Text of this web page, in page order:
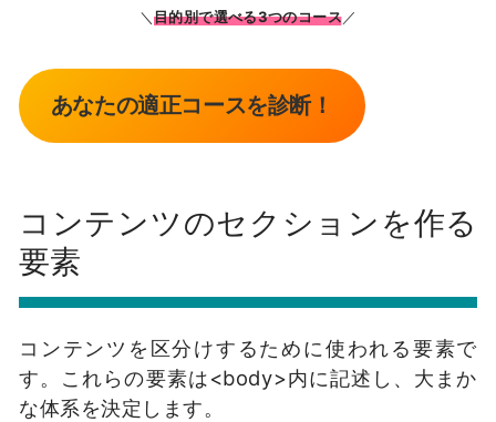
＼ 目的別で選べる3つのコース／
あなたの適正コースを診断！
コンテンツのセクションを作る
要素
コンテンツを区分けするために使われる要素で
す。これらの要素は<body>内に記述し、大まか
な体系を決定します。